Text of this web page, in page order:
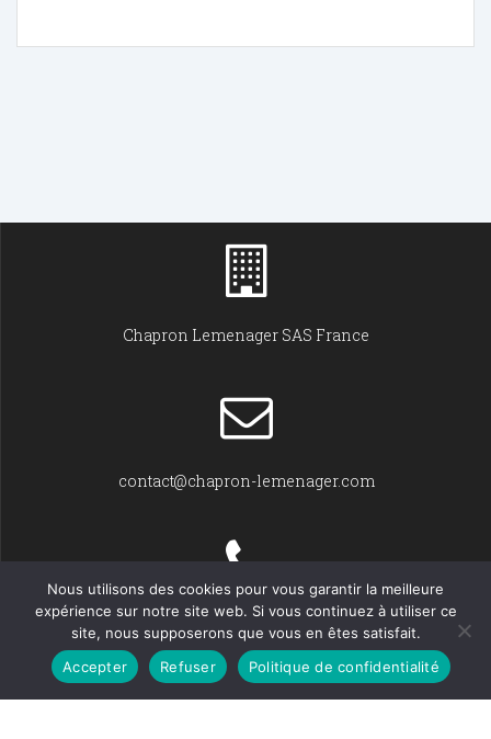
Chapron Lemenager SAS France
contact@chapron-lemenager.com
+33 (0)2 31 22 02 55
Nous utilisons des cookies pour vous garantir la meilleure
expérience sur notre site web. Si vous continuez à utiliser ce
site, nous supposerons que vous en êtes satisfait.
Accepter
Refuser Politique de confidentialité